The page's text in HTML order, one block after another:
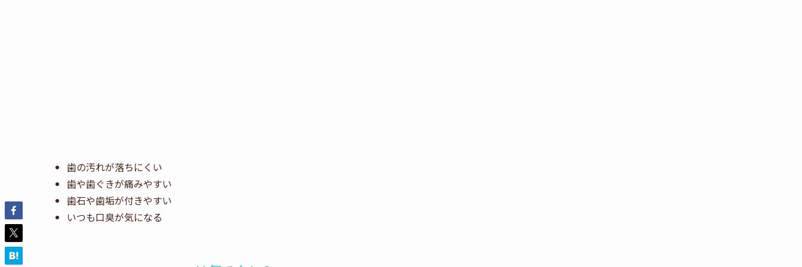
歯の汚れが落ちにくい
歯や歯ぐきが痛みやすい
歯石や歯垢が付きやすい
いつも口臭が気になる